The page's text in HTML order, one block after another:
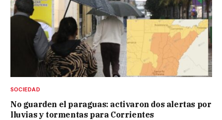
SOCIEDAD
No guarden el paraguas: activaron dos alertas por
lluvias y tormentas para Corrientes